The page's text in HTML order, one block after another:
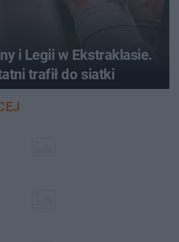
i Legii w Ekstraklasie.
trafił do siatki